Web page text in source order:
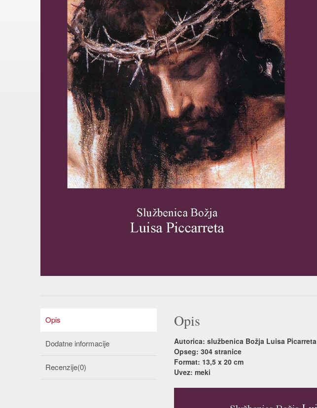
Opis
Dodatne informacije
Recenzije(0)
Opis
Autorica: službenica Božja Luisa Picarreta
Opseg: 304 stranice
Format: 13,5 x 20 cm
Uvez: meki